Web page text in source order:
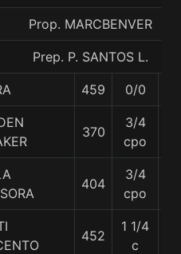
Prop. MARCBENVER
Prep. P. SANTOS L.
459 0/0
370
3/4
cpo
404
3/4
cpo
452
1 1/4
c